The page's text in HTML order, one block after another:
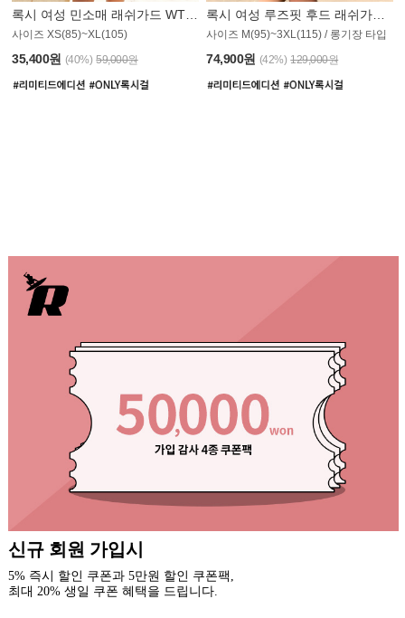
사이즈 XS(85)~XL(105)
35,400원 (40%) 59,000원
사이즈 M(95)~3XL(115) / 롱기장 타입
74,900원 (42%) 129,000원
록시걸 카톡 채널 추가
3천원 할인 쿠폰을 드립니다.(중복 사용 가능)
새로운 소식과 이벤트 혜택을 받아보세요.